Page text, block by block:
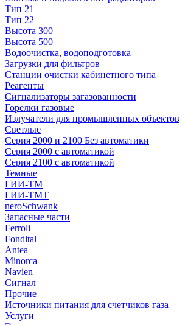
Тип 21
Тип 22
Высота 300
Высота 500
Водоочистка, водоподготовка
Загрузки для фильтров
Станции очистки кабинетного типа
Реагенты
Сигнализаторы загазованности
Горелки газовые
Излучатели для промышленных объектов
Светлые
Серия 2000 и 2100 Без автоматики
Серия 2000 с автоматикой
Серия 2100 с автоматикой
Темные
ГИИ-ТМ
ГИИ-ТМТ
neroSchwank
Запасные части
Ferroli
Fondital
Antea
Minorca
Navien
Сигнал
Прочие
Источники питания для счетчиков газа
Услуги